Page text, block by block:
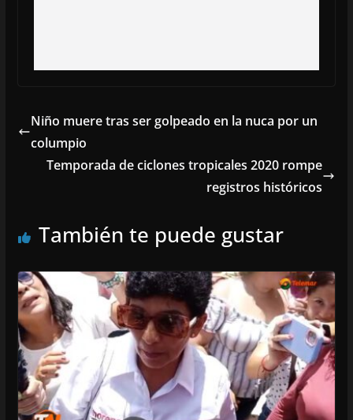
Niño muere tras ser golpeado en la nuca por un
columpio
Temporada de ciclones tropicales 2020 rompe
registros históricos
También te puede gustar